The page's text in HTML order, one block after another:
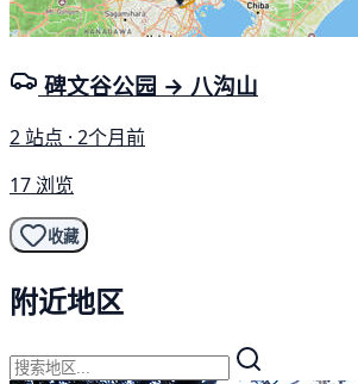
碑文谷公园 → 八沟山
2 站点 · 2个月前
17 浏览
收藏
附近地区